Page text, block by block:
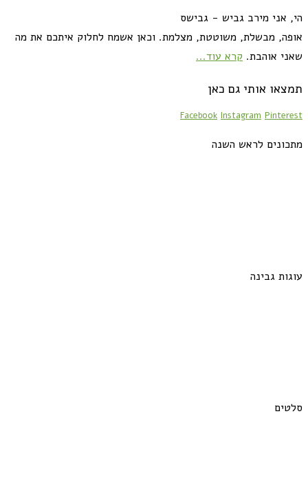
הי, אני מירב גביש - גבישס
אופה, מבשלת, משוטטת, מצלמת. וכאן אשמח לחלוק איתכם את מה
שאני אוהבת. קרא עוד...
תמצאו אותי גם כאן
Facebook Instagram Pinterest
מתכונים לראש השנה
עוגות גבינה
סלטים